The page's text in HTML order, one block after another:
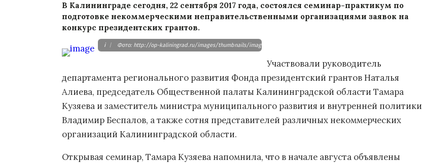
В Калининграде сегодня, 22 сентября 2017 года, состоялся семинар-практикум по
подготовке некоммерческими неправительственными организациями заявок на
конкурс президентских грантов.
i | Фото: http://op-kaliningrad.ru/images/thumbnails/images/aopko39/granty2109-22-fill-950x585.JPG
Участвовали руководитель
департамента регионального развития Фонда президентский грантов Наталья
Алиева, председатель Общественной палаты Калининградской области Тамара
Кузяева и заместитель министра муниципального развития и внутренней политики
Владимир Беспалов, а также сотня представителей различных некоммерческих
организаций Калининградской области.
Открывая семинар, Тамара Кузяева напомнила, что в начале августа объявлены